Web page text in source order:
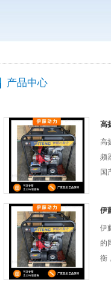
产品中心
高
高
频
国
差
品
也
伊
伊
的
衡